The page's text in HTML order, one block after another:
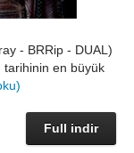
- BRRip - DUAL)
tarihinin en büyük
Full indir